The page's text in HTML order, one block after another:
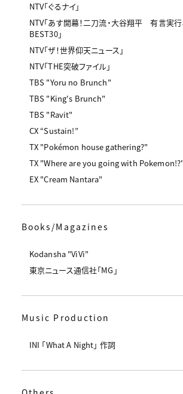
NTV「ぐるナイ」
NTV「あす開幕！二刀流・大谷翔平 有言実
BEST30」
NTV「ザ！世界仰天ニュース」
NTV「THE突破ファイル」
TBS "Yoru no Brunch"
TBS "King's Brunch"
TBS "Ravit"
CX “Sustain!”
TX "Pokémon house gathering?"
TX "Where are you going with Pokemon!?"
EX "Cream Nantara"
Books/Magazines
Kodansha "ViVi"
東京ニュース通信社「MG」
Music Production
INI 「What A Night」 作詞